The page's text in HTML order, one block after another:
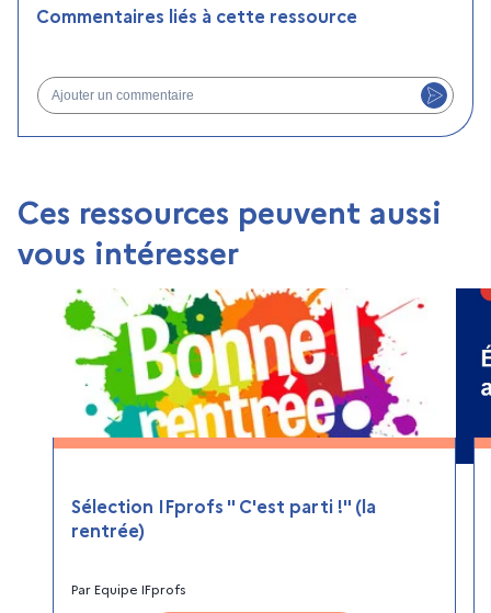
Commentaires liés à cette ressource
Ajouter un commentaire
Ces ressources peuvent aussi
vous intéresser
Sélection IFprofs " C'est parti !" (la
rentrée)
ParEquipe IFprofs